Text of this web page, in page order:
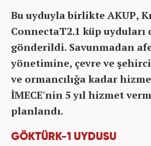
Bu uyduyla birlikte AKUP,
ConnectaT2.1 küp uyduları
gönderildi. Savunmadan
yönetimine, çevre ve
ve ormancılığa kadar
İMECE'nin 5 yıl hizmet
planlandı.
GÖKTÜRK-1 UYDUSU